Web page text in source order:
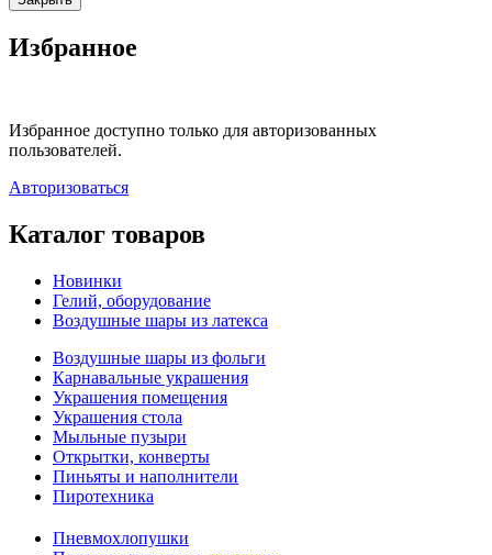
Избранное
Избранное доступно только для авторизованных
пользователей.
Авторизоваться
Каталог товаров
Новинки
Гелий, оборудование
Воздушные шары из латекса
Воздушные шары из фольги
Карнавальные украшения
Украшения помещения
Украшения стола
Мыльные пузыри
Открытки, конверты
Пиньяты и наполнители
Пиротехника
Пневмохлопушки